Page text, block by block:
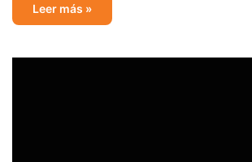
Leer más »